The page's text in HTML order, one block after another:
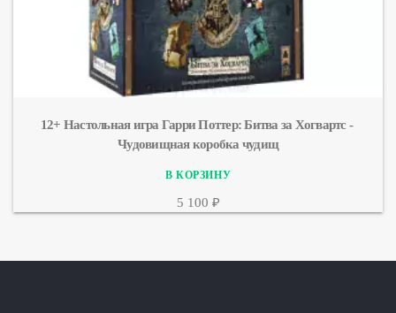
12+ Настольная игра Гарри Поттер: Битва за Хогвартс -
Чудовищная коробка чудищ
5 100 ₽